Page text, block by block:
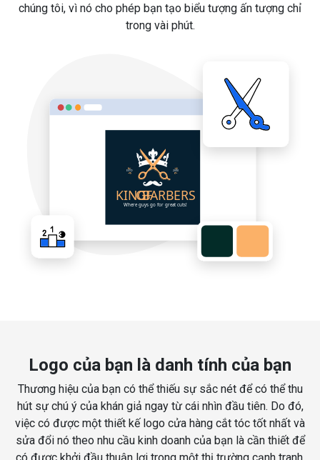
chúng tôi, vì nó cho phép bạn tạo biểu tượng ấn tượng chỉ
trong vài phút.
Logo của bạn là danh tính của bạn
Thương hiệu của bạn có thể thiếu sự sắc nét để có thể thu
hút sự chú ý của khán giả ngay từ cái nhìn đầu tiên. Do đó,
việc có được một thiết kế logo cửa hàng cắt tóc tốt nhất và
sửa đổi nó theo nhu cầu kinh doanh của bạn là cần thiết để